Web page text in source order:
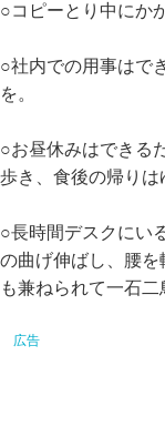
○コピーとり中にか
○社内での用事はで
を。
○お昼休みはできる
歩き、食後の帰りは
○長時間デスクにい
の曲げ伸ばし、腰を
も兼ねられて一石二